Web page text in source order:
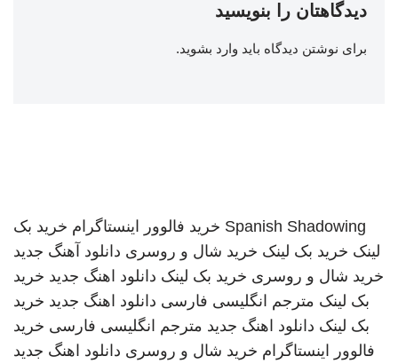
دیدگاهتان را بنویسید
برای نوشتن دیدگاه باید وارد بشوید.
Spanish Shadowing خرید فالوور اینستاگرام خرید بک
لینک خرید بک لینک خرید شال و روسری دانلود آهنگ جدید
خرید شال و روسری خرید بک لینک دانلود اهنگ جدید خرید
بک لینک مترجم انگلیسی فارسی دانلود اهنگ جدید خرید
بک لینک دانلود اهنگ جدید مترجم انگلیسی فارسی خرید
فالوور اینستاگرام خرید شال و روسری دانلود اهنگ جدید